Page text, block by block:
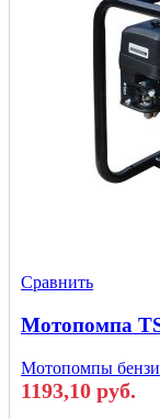
Сравнить
Мотопомпа
Мотопомпы
1193,10 руб.